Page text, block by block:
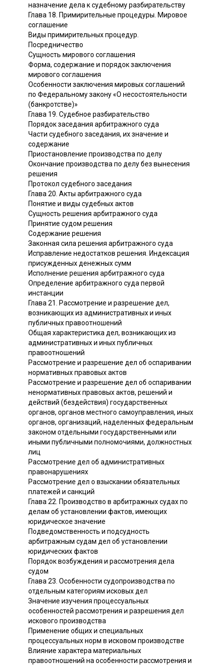
назначение дела к судебному разбирательству
Глава 18. Примирительные процедуры. Мировое
соглашение
Виды примирительных процедур.
Посредничество
Сущность мирового соглашения
Форма, содержание и порядок заключения
мирового соглашения
Особенности заключения мировых соглашений
по Федеральному закону «О несостоятельности
(банкротстве)»
Глава 19. Судебное разбирательство
Порядок заседания арбитражного суда
Части судебного заседания, их значение и
содержание
Приостановление производства по делу
Окончание производства по делу без вынесения
решения
Протокол судебного заседания
Глава 20. Акты арбитражного суда
Понятие и виды судебных актов
Сущность решения арбитражного суда
Принятие судом решения
Содержание решения
Законная сила решения арбитражного суда
Исправление недостатков решения. Индексация
присужденных денежных сумм
Исполнение решения арбитражного суда
Определение арбитражного суда первой
инстанции
Глава 21. Рассмотрение и разрешение дел,
возникающих из административных и иных
публичных правоотношений
Общая характеристика дел, возникающих из
административных и иных публичных
правоотношений
Рассмотрение и разрешение дел об оспаривании
нормативных правовых актов
Рассмотрение и разрешение дел об оспаривании
ненормативных правовых актов, решений и
действий (бездействия) государственных
органов, органов местного самоуправления, иных
органов, организаций, наделенных федеральным
законом отдельными государственными или
иными публичными полномочиями, должностных
лиц
Рассмотрение дел об административных
правонарушениях
Рассмотрение дел о взыскании обязательных
платежей и санкций
Глава 22. Производство в арбитражных судах по
делам об установлении фактов, имеющих
юридическое значение
Подведомственность и подсудность
арбитражным судам дел об установлении
юридических фактов
Порядок возбуждения и рассмотрения дела
судом
Глава 23. Особенности судопроизводства по
отдельным категориям исковых дел
Значение изучения процессуальных
особенностей рассмотрения и разрешения дел
искового производства
Применение общих и специальных
процессуальных норм в исковом производстве
Влияние характера материальных
правоотношений на особенности рассмотрения и